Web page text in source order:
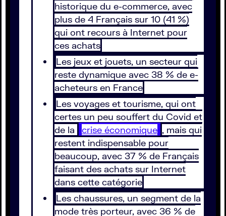
historique du e-commerce, avec
plus de 4 Français sur 10 (41 %)
qui ont recours à Internet pour
ces achats
Les jeux et jouets, un secteur qui
reste dynamique avec 38 % de e-
acheteurs en France
Les voyages et tourisme, qui ont
certes un peu souffert du Covid et
de la
crise économique , mais qui
restent indispensable pour
beaucoup, avec 37 % de Français
faisant des achats sur Internet
dans cette catégorie
Les chaussures, un segment de la
mode très porteur, avec 36 % de